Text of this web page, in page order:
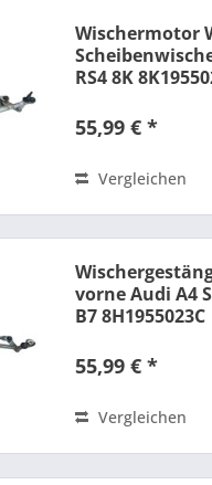
Wischermotor
RS4 8K
55,99 € *
Vergleichen
vorne Audi A4
B7 8H1955023C
55,99 € *
Vergleichen